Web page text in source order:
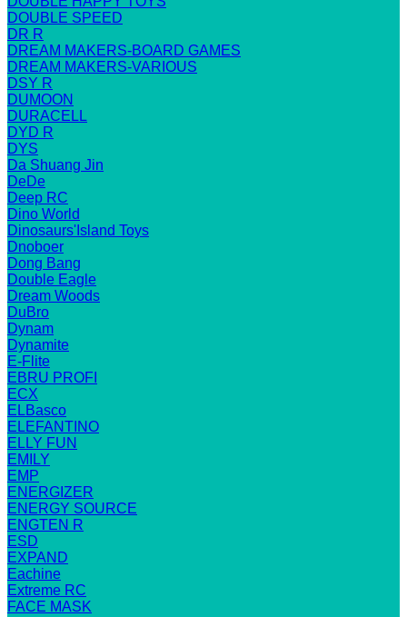
DOUBLE SPEED
DR R
DREAM MAKERS-BOARD GAMES
DREAM MAKERS-VARIOUS
DSY R
DUMOON
DURACELL
DYD R
DYS
Da Shuang Jin
DeDe
Deep RC
Dino World
Dinosaurs'Island Toys
Dnoboer
Dong Bang
Double Eagle
Dream Woods
DuBro
Dynam
Dynamite
E-Flite
EBRU PROFI
ECX
ELBasco
ELEFANTINO
ELLY FUN
EMILY
EMP
ENERGIZER
ENERGY SOURCE
ENGTEN R
ESD
EXPAND
Eachine
Extreme RC
FACE MASK